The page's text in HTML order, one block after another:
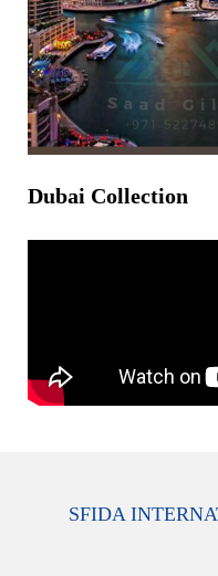
Dubai Collection
SFIDA